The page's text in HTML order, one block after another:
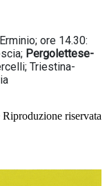
ore 14.30:
Pergolettese-
Triestina-
riservata